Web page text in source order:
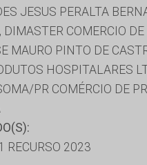
JESUS PERALTA
DIMASTER COMERCIO
MAURO PINTO DE
HOSPITALARES
PR COMÉRCIO DE
2023